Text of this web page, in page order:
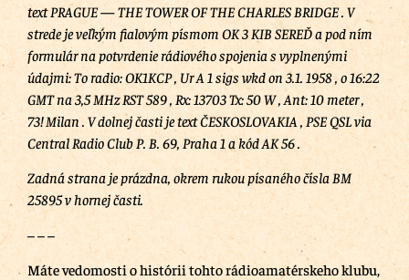
text PRAGUE — THE TOWER OF THE CHARLES BRIDGE . V
strede je veľkým fialovým písmom OK 3 KIB SEREĎ a pod ním
formulár na potvrdenie rádiového spojenia s vyplnenými
údajmi: To radio: OK1KCP , Ur A 1 sigs wkd on 3.1. 1958 , o 16:22
GMT na 3,5 MHz RST 589 , Rx: 13703 Tx: 50 W , Ant: 10 meter ,
73! Milan . V dolnej časti je text ČESKOSLOVAKIA , PSE QSL via
Central Radio Club P. B. 69, Praha 1 a kód AK 56 .
Zadná strana je prázdna, okrem rukou písaného čísla BM
25895 v hornej časti.
– – –
Máte vedomosti o histórii tohto rádioamatérskeho klubu,